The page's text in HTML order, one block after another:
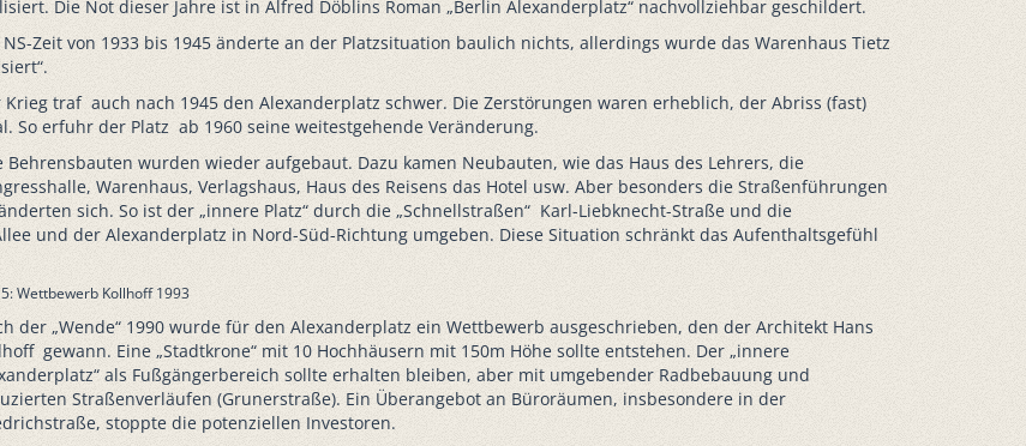
Die Not dieser Jahre ist in Alfred Döblins Roman „Berlin Alexanderplatz“ nachvollziehbar geschildert.
NS-Zeit von 1933 bis 1945 änderte an der Platzsituation baulich nichts, allerdings wurde das Warenhaus Tietz
Krieg traf auch nach 1945 den Alexanderplatz schwer. Die Zerstörungen waren erheblich, der Abriss (fast)
So erfuhr der Platz ab 1960 seine weitestgehende Veränderung.
Behrensbauten wurden wieder aufgebaut. Dazu kamen Neubauten, wie das Haus des Lehrers, die
Warenhaus, Verlagshaus, Haus des Reisens das Hotel usw. Aber besonders die Straßenführungen
sich. So ist der „innere Platz“ durch die „Schnellstraßen“ Karl-Liebknecht-Straße und die
und der Alexanderplatz in Nord-Süd-Richtung umgeben. Diese Situation schränkt das Aufenthaltsgefühl
Wettbewerb Kollhoff 1993
der „Wende“ 1990 wurde für den Alexanderplatz ein Wettbewerb ausgeschrieben, den der Architekt Hans
gewann. Eine „Stadtkrone“ mit 10 Hochhäusern mit 150m Höhe sollte entstehen. Der „innere
als Fußgängerbereich sollte erhalten bleiben, aber mit umgebender Radbebauung und
Straßenverläufen (Grunerstraße). Ein Überangebot an Büroräumen, insbesondere in der
stoppte die potenziellen Investoren.